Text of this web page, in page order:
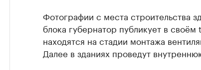
Фотографии с места строительства
блока губернатор публикует в
находятся на стадии монтажа
Далее в зданиях проведут